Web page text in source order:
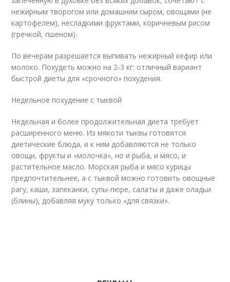
нежирным творогом или домашним сыром, овощами (не
картофелем), несладкими фруктами, коричневым рисом
(гречкой, пшеном).
По вечерам разрешается выпивать нежирный кефир или
молоко. Похудеть можно на 2-3 кг: отличный вариант
быстрой диеты для «срочного» похудения.
Недельное похудение с тыквой
Недельная и более продолжительная диета требует
расширенного меню. Из мякоти тыквы готовятся
диетические блюда, и к ним добавляются не только
овощи, фрукты и «молочка», но и рыба, и мясо, и
растительное масло. Морская рыба и мясо курицы
предпочтительнее, а с тыквой можно готовить овощные
рагу, каши, запеканки, супы-пюре, салаты и даже оладьи
(блины), добавляя муку только «для связки».